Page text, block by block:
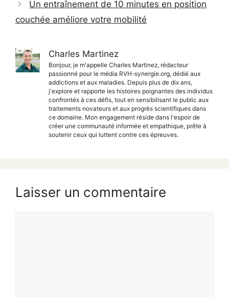
Un entraînement de 10 minutes en position
couchée améliore votre mobilité
Charles Martinez
Bonjour, je m'appelle Charles Martinez, rédacteur
passionné pour le média RVH-synergie.org, dédié aux
addictions et aux maladies. Depuis plus de dix ans,
j'explore et rapporte les histoires poignantes des individus
confrontés à ces défis, tout en sensibilisant le public aux
traitements novateurs et aux progrès scientifiques dans
ce domaine. Mon engagement réside dans l'espoir de
créer une communauté informée et empathique, prête à
soutenir ceux qui luttent contre ces épreuves.
Laisser un commentaire